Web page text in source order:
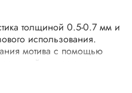
толщиной 0.5-0.7 мм и
использования.
мотива с помощью
штукатурки,
для декора различных